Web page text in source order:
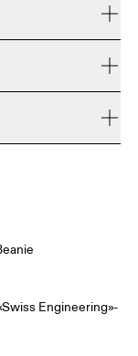
Letzte-
werden. Sie
Engineering»-